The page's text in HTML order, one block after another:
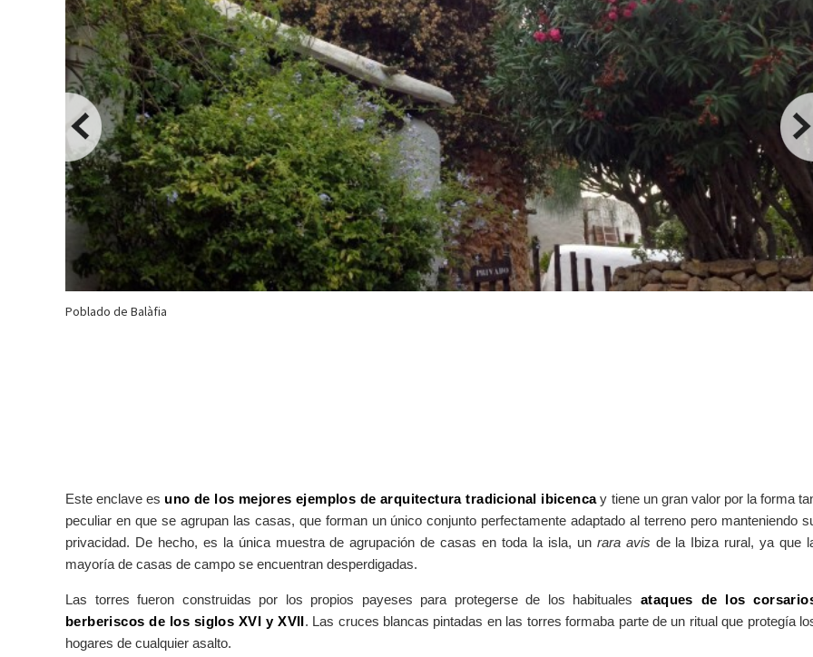
Poblado de Balàfia
Este enclave es uno de los mejores ejemplos de arquitectura tradicional ibicencay tiene un gran valor por la forma
peculiar en que se agrupan las casas, que forman un único conjunto perfectamente adaptado al terreno pero manteniendo
privacidad. De hecho, es la única muestra de agrupación de casas en toda la isla, un rara avis de la Ibiza rural, ya que
mayoría de casas de campo se encuentran desperdigadas.
Las torres fueron construidas por los propios payeses para protegerse de los habituales ataques de los
berberiscos de los siglos XVI y XVII. Las cruces blancas pintadas en las torres formaba parte de un ritual que protegía
hogares de cualquier asalto.